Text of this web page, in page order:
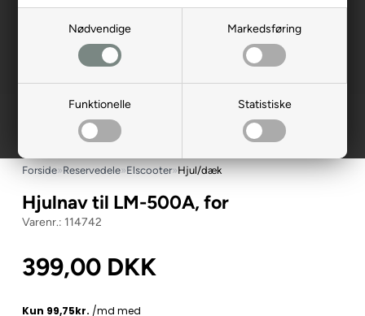
Nødvendige Markedsføring
Funktionelle Statistiske
Forside»Reservedele»Elscooter»Hjul/dæk
Hjulnav til LM-500A, for
114742
399,00 DKK